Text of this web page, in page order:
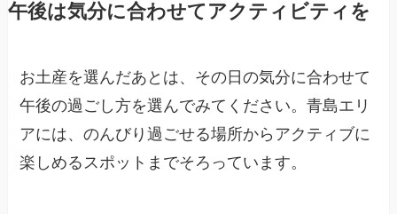
午後は気分に合わせてアクティビティを
お土産を選んだあとは、その日の気分に合わせて
午後の過ごし方を選んでみてください。青島エリ
アには、のんびり過ごせる場所からアクティブに
楽しめるスポットまでそろっています。